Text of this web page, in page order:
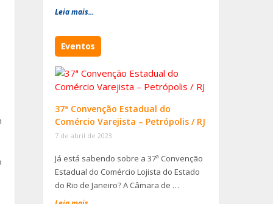
Leia mais...
Eventos
37ª Convenção Estadual do
Comércio Varejista – Petrópolis / RJ
7 de abril de 2023
Já está sabendo sobre a 37ª Convenção
Estadual do Comércio Lojista do Estado
do Rio de Janeiro? A Câmara de …